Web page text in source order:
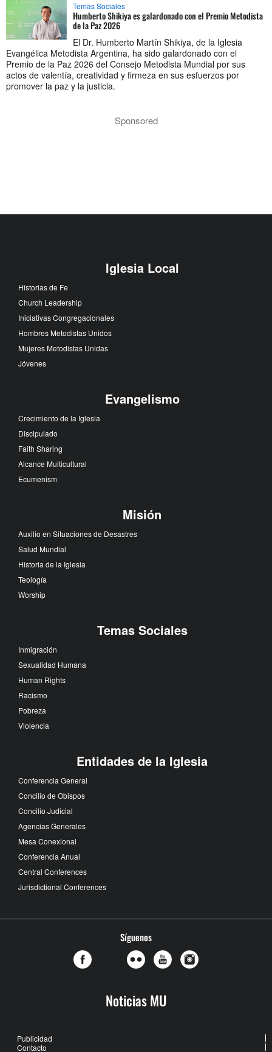
Temas Sociales
Humberto Shikiya es galardonado con el Premio Metodista
de la Paz 2026
El Dr. Humberto Martín Shikiya, de la Iglesia
Evangélica Metodista Argentina, ha sido galardonado con el
Premio de la Paz 2026 del Consejo Metodista Mundial por sus
actos de valentía, creatividad y firmeza en sus esfuerzos por
promover la paz y la justicia.
Sponsored
Iglesia Local
Historias de Fe
Church Leadership
Iniciativas Congregacionales
Hombres Metodistas Unidos
Mujeres Metodistas Unidas
Jóvenes
Evangelismo
Crecimiento de la Iglesia
Discipulado
Faith Sharing
Alcance Multicultural
Ecumenism
Misión
Auxilio en Situaciones de Desastres
Salud Mundial
Historia de la Iglesia
Teología
Worship
Temas Sociales
Inmigración
Sexualidad Humana
Human Rights
Racismo
Pobreza
Violencia
Entidades de la Iglesia
Conferencia General
Concilio de Obispos
Concilio Judicial
Agencias Generales
Mesa Conexional
Conferencia Anual
Central Conferences
Jurisdictional Conferences
Síguenos
Noticias MU
Publicidad
Contacto